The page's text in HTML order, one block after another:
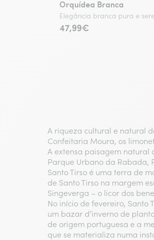
Orquídea Branca
Elegância branca pura e
47,99€
A riqueza cultural e natural
Confeitaria Moura, os
A extensa paisagem natural
Parque Urbano da Rabada,
Santo Tirso é uma terra de
de Santo Tirso na margem
Singeverga – o licor dos
No início de fevereiro,
um bazar d’inverno de
de origem portuguesa e a
que se materializa numa